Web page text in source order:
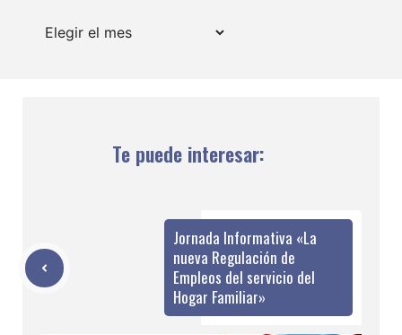
Archivos
Te puede interesar:
Jornada Informativa «La
nueva Regulación de
Empleos del servicio del
Hogar Familiar»